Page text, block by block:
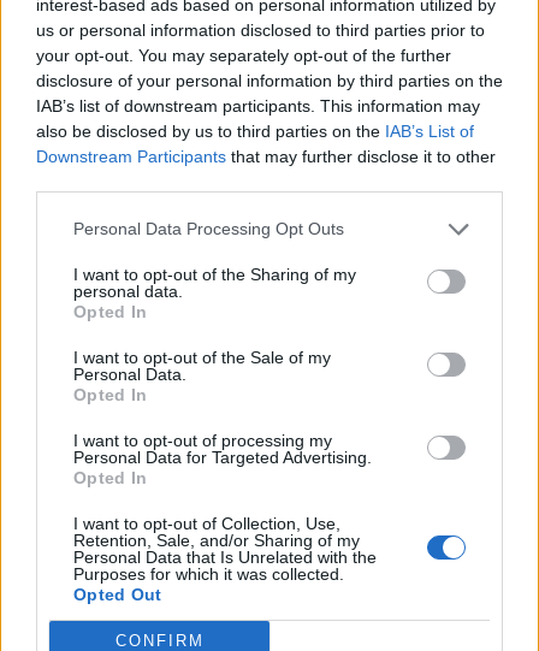
interest-based ads based on personal information utilized by
us or personal information disclosed to third parties prior to
your opt-out. You may separately opt-out of the further
disclosure of your personal information by third parties on the
IAB’s list of downstream participants. This information may
also be disclosed by us to third parties on the IAB’s List of
Downstream Participants that may further disclose it to other
Personal Data Processing Opt Outs
I want to opt-out of the Sharing of my
personal data.
Opted In
I want to opt-out of the Sale of my
Personal Data.
Opted In
I want to opt-out of processing my
Personal Data for Targeted Advertising.
Opted In
I want to opt-out of Collection, Use,
Retention, Sale, and/or Sharing of my
Personal Data that Is Unrelated with the
Purposes for which it was collected.
Opted Out
CONFIRM
Румъния се сблъска с проблеми заради
04.08.2026 / 16:30